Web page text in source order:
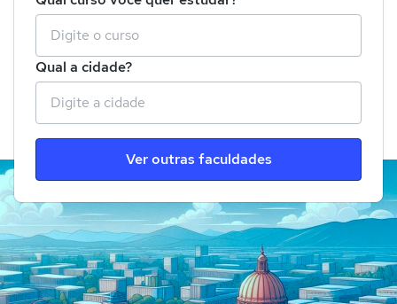
Qual a cidade?
Ver outras faculdades